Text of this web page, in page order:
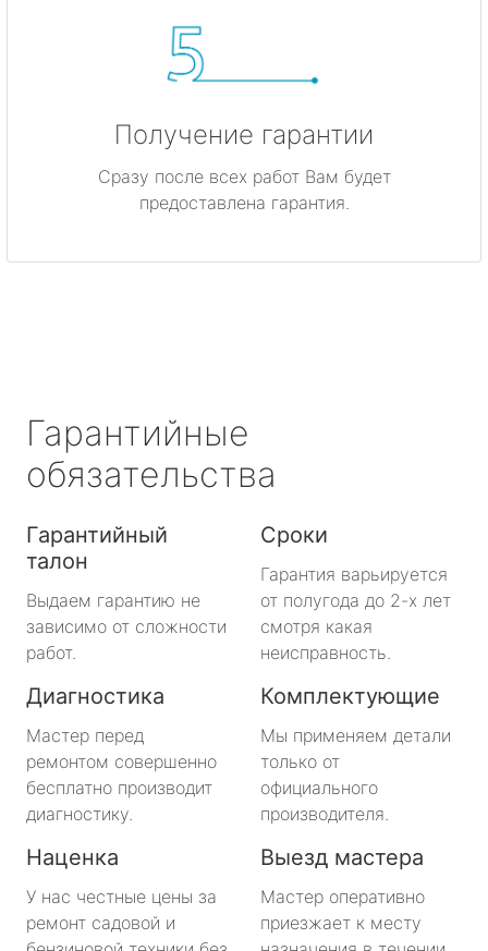
Получение гарантии
Сразу после всех работ Вам будет
предоставлена гарантия.
Гарантийные
обязательства
Гарантийный
талон
Выдаем гарантию не
зависимо от сложности
работ.
Сроки
Гарантия варьируется
от полугода до 2-х лет
смотря какая
неисправность.
Диагностика
Мастер перед
ремонтом совершенно
бесплатно производит
диагностику.
Комплектующие
Мы применяем детали
только от
официального
производителя.
Наценка
У нас честные цены за
ремонт садовой и
Выезд мастера
Мастер оперативно
приезжает к месту